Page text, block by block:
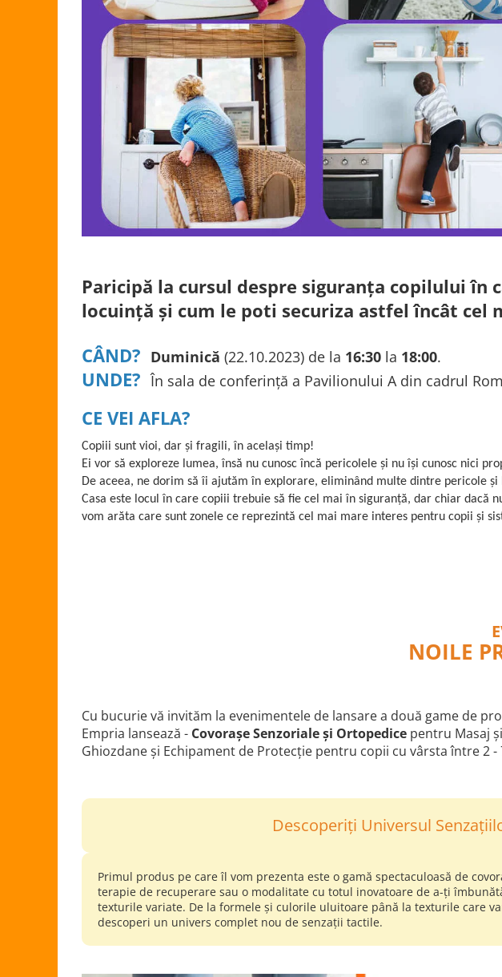
Paricipă la cursul despre siguranța copilului în
locuință și cum le poti securiza astfel încât cel
CÂND? Duminică (22.10.2023) de la 16:30 la 18:00.
UNDE?În sala de conferință a Pavilionului A din cadrul
CE VEI AFLA?
Copiii sunt vioi, dar și fragili, în același timp!
Ei vor să exploreze lumea, însă nu cunosc încă pericolele și nu își cunosc nici
De aceea, ne dorim să îi ajutăm în explorare, eliminând multe dintre pericole și
Casa este locul în care copiii trebuie să fie cel mai în siguranță, dar chiar dacă
vom arăta care sunt zonele ce reprezintă cel mai mare interes pentru copii și
NOILE
Cu bucurie vă invităm la evenimentele de lansare a două game de
Empria lansează - Covorașe Senzoriale și Ortopedice pentru Masaj
Ghiozdane și Echipament de Protecție pentru copii cu vârsta între 2 -
Descoperiți Universul
Primul produs pe care îl vom prezenta este o gamă spectaculoasă de
terapie de recuperare sau o modalitate cu totul inovatoare de a-ți
texturile variate. De la formele și culorile uluitoare până la texturile care
descoperi un univers complet nou de senzații tactile.